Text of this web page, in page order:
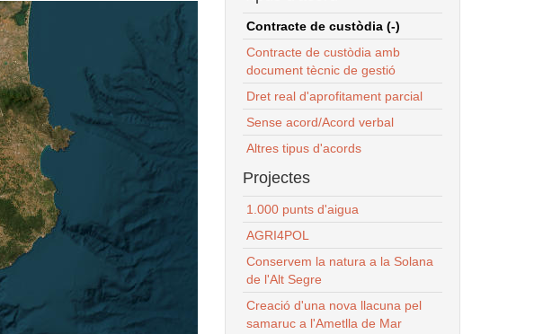
Contracte de custòdia (-)
Contracte de custòdia amb
document tècnic de gestió
Dret real d'aprofitament parcial
Sense acord/Acord verbal
Altres tipus d'acords
Projectes
1.000 punts d'aigua
AGRI4POL
Conservem la natura a la Solana
de l'Alt Segre
Creació d'una nova llacuna pel
samaruc a l'Ametlla de Mar